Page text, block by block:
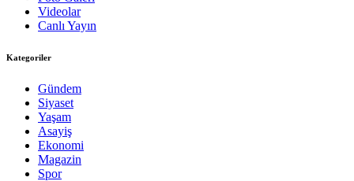
Videolar
Canlı Yayın
Kategoriler
Gündem
Siyaset
Yaşam
Asayiş
Ekonomi
Magazin
Spor